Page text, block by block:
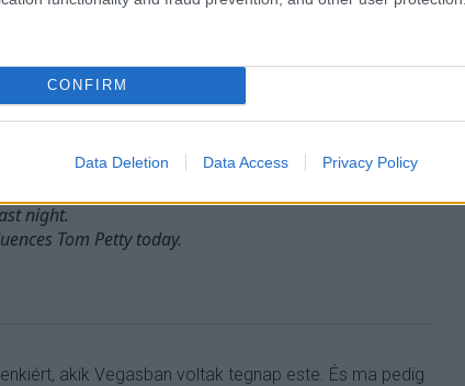
CONFIRM
Data Deletion Data Access Privacy Policy
áldozatoknak és családjainak, ahogy Tom Petty
night.
Tom Petty today.
akik Vegasban voltak tegnap este. És ma pedig